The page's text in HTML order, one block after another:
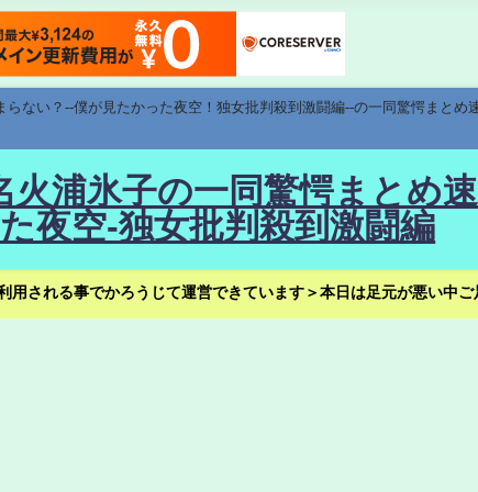
ない？--僕が見たかった夜空！独女批判殺到激闘編--の一同驚愕まとめ
浦氷子の一同驚愕まとめ
夜空-独女批判殺到激闘編
される事でかろうじて運営できています＞本日は足元が悪い中ご